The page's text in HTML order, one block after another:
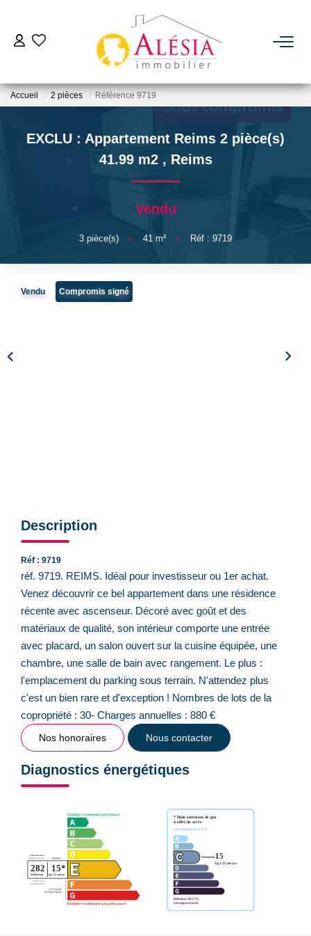
ACHETER
LOUER
BIENS VENDUS / LOUÉS
NOTRE AGENCE
Accueil 2 pièces Référence 9719
EXCLU : Appartement Reims 2 pièce(s)
41.99 m2 , Reims
Vendu
3 pièce(s) • 41 m² • Réf : 9719
Vendu Compromis signé
Description
Réf : 9719
réf. 9719. REIMS. Idéal pour investisseur ou 1er achat.
Venez découvrir ce bel appartement dans une résidence
récente avec ascenseur. Décoré avec goût et des
matériaux de qualité, son intérieur comporte une entrée
avec placard, un salon ouvert sur la cuisine équipée, une
chambre, une salle de bain avec rangement. Le plus :
l'emplacement du parking sous terrain. N'attendez plus
c'est un bien rare et d'exception ! Nombres de lots de la
copropriété : 30- Charges annuelles : 880 €
Nos honoraires Nous contacter
Diagnostics énergétiques